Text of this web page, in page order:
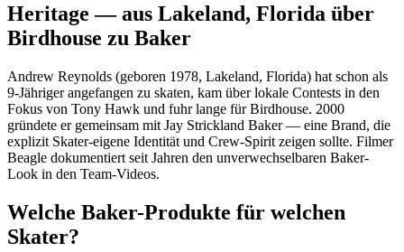
Heritage — aus Lakeland, Florida über
Birdhouse zu Baker
Andrew Reynolds (geboren 1978, Lakeland, Florida) hat schon als
9-Jähriger angefangen zu skaten, kam über lokale Contests in den
Fokus von Tony Hawk und fuhr lange für Birdhouse. 2000
gründete er gemeinsam mit Jay Strickland Baker — eine Brand, die
explizit Skater-eigene Identität und Crew-Spirit zeigen sollte. Filmer
Beagle dokumentiert seit Jahren den unverwechselbaren Baker-
Look in den Team-Videos.
Welche Baker-Produkte für welchen
Skater?